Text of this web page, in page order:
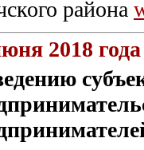
района
2018 года